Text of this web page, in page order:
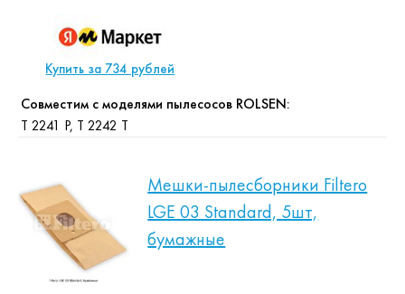
Купить за 734 рублей
Совместим с моделями пылесосов ROLSEN:
T 2241 P, T 2242 T
Мешки-пылесборники Filtero
LGE 03 Standard, 5шт,
бумажные